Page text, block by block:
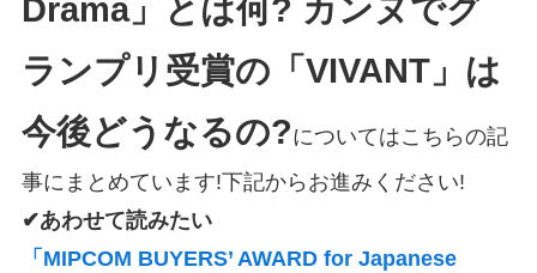
Drama」とは何? カンヌでグ
ランプリ受賞の「VIVANT」は
今後どうなるの?についてはこちらの記
事にまとめています!下記からお進みください!
✔あわせて読みたい
「MIPCOM BUYERS’ AWARD for Japanese